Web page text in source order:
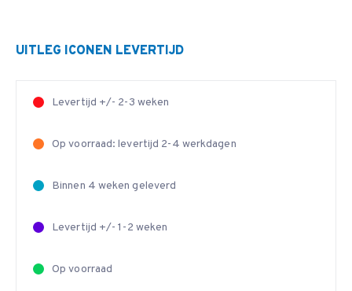
UITLEG ICONEN LEVERTIJD
Levertijd +/- 2-3 weken
Op voorraad: levertijd 2-4 werkdagen
Binnen 4 weken geleverd
Levertijd +/- 1-2 weken
Op voorraad